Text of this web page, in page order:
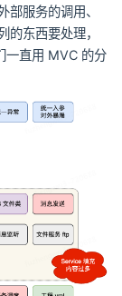
服务的调用、
东西要处理，
一直用 MVC 的分